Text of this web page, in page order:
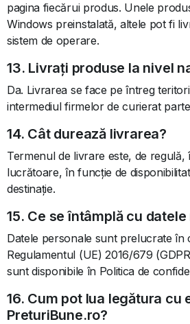
pagina fiecărui produs. Unele
Windows preinstalată, altele pot fi
sistem de operare.
13. Livrați produse la nivel
Da. Livrarea se face pe întreg
intermediul firmelor de curierat
14. Cât durează livrarea?
Termenul de livrare este, de regulă,
lucrătoare, în funcție de
destinație.
15. Ce se întâmplă cu
Datele personale sunt prelucrate în
Regulamentul (UE) 2016/679
sunt disponibile în Politica de
16. Cum pot lua legătura cu
PreturiBune.ro?